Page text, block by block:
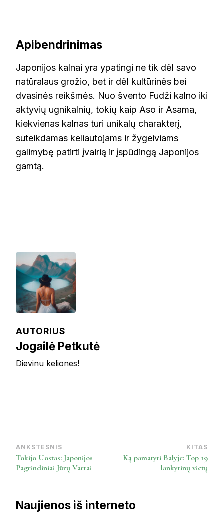
Apibendrinimas
Japonijos kalnai yra ypatingi ne tik dėl savo
natūralaus grožio, bet ir dėl kultūrinės bei
dvasinės reikšmės. Nuo švento Fudži kalno iki
aktyvių ugnikalnių, tokių kaip Aso ir Asama,
kiekvienas kalnas turi unikalų charakterį,
suteikdamas keliautojams ir žygeiviams
galimybę patirti įvairią ir įspūdingą Japonijos
gamtą.
AUTORIUS
Jogailė Petkutė
Dievinu keliones!
Post
Navigation
ANKSTESNIS
Tokijo Uostas: Japonijos
Pagrindiniai Jūrų Vartai
KITAS
Ką pamatyti Balyje: Top 19
lankytinų vietų
Naujienos iš interneto